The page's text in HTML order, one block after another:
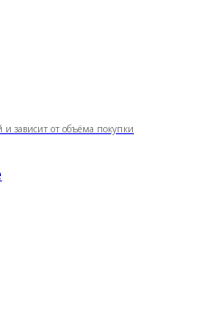
зависит от объёма покупки